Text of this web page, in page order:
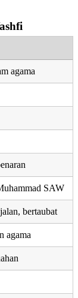
agama
SAW
bertaubat
agama